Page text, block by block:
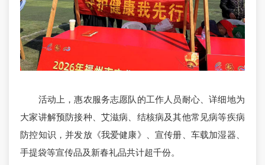
活动上，惠农服务志愿队的工作人员耐心、详细地为
大家讲解预防接种、艾滋病、结核病及其他常见病等疾病
防控知识，并发放《我爱健康》、宣传册、车载加湿器、
手提袋等宣传品及新春礼品共计超千份。